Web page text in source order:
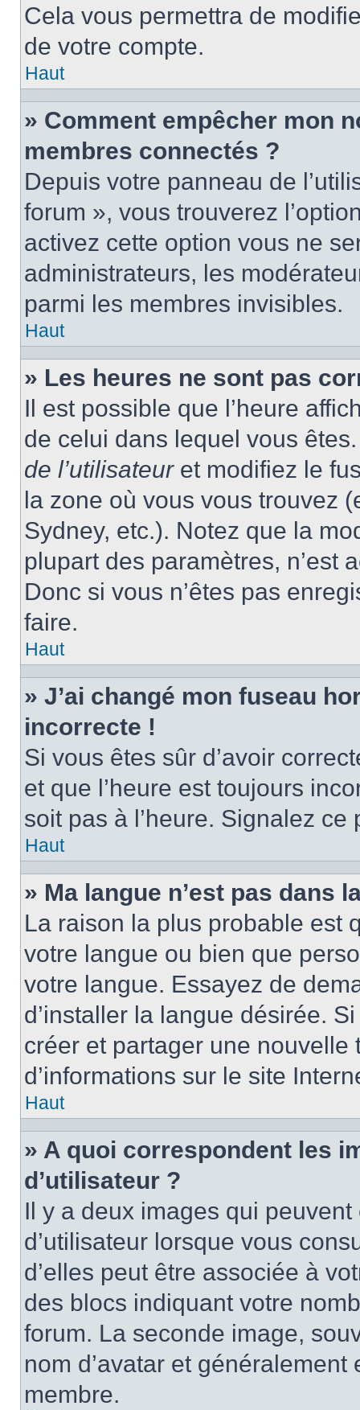
Cela vous permettra de
de votre compte.
Haut
» Comment empêcher mon
membres connectés ?
Depuis votre panneau de
forum », vous trouverez
activez cette option vous ne
administrateurs, les
parmi les membres invisibles.
Haut
» Les heures ne sont pas
Il est possible que l’heure
de celui dans lequel vous
de l’utilisateuret modifiez le
la zone où vous vous trouvez
Sydney, etc.). Notez que la
plupart des paramètres, n’est
Donc si vous n’êtes pas
faire.
Haut
» J’ai changé mon fuseau
incorrecte !
Si vous êtes sûr d’avoir
et que l’heure est toujours
soit pas à l’heure. Signalez
Haut
» Ma langue n’est pas dans
La raison la plus probable est
votre langue ou bien que
votre langue. Essayez de
d’installer la langue désirée.
créer et partager une
d’informations sur le site
Haut
» A quoi correspondent les
d’utilisateur ?
Il y a deux images qui
d’utilisateur lorsque vous
d’elles peut être associée à
des blocs indiquant votre
forum. La seconde image,
nom d’avatar et
membre.